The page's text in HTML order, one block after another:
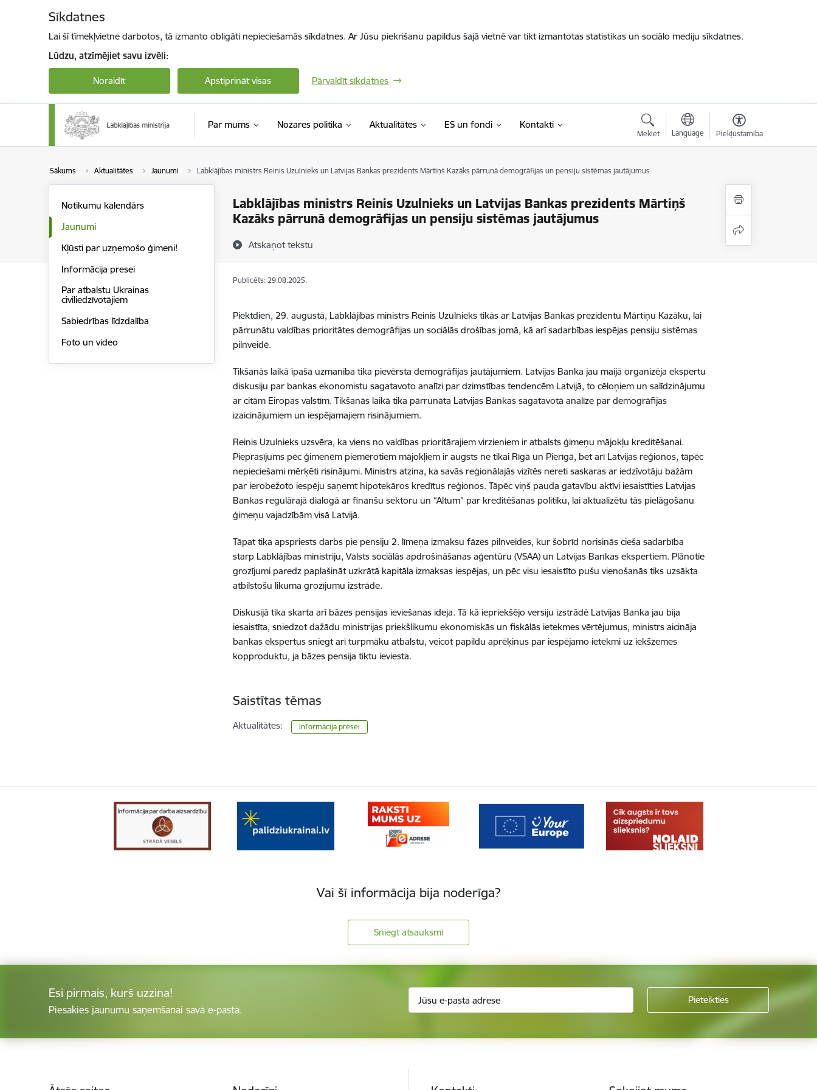
Sīkdatnes
Lai šī tīmekļvietne darbotos, tā izmanto obligāti nepieciešamās sīkdatnes. Ar Jūsu piekrišanu papildus šajā vietnē var tikt izmantotas statistikas un sociālo mediju sīkdatnes.
Lūdzu, atzīmējiet savu izvēli:
Noraidīt Apstiprināt visas Pārvaldīt sīkdatnes
Par mums Nozares politika Aktualitātes ES un fondi Kontakti
Meklēt Language Piekļūstamība
Sākums Aktualitātes Jaunumi Labklājības ministrs Reinis Uzulnieks un Latvijas Bankas prezidents Mārtiņš Kazāks pārrunā demogrāfijas un pensiju sistēmas jautājumus
Labklājības ministrs Reinis Uzulnieks un Latvijas Bankas prezidents Mārtiņš
Kazāks pārrunā demogrāfijas un pensiju sistēmas jautājumus
Atskaņot tekstu
Notikumu kalendārs
Jaunumi
Kļūsti par uzņemošo ģimeni!
Informācija presei
Par atbalstu Ukrainas
civiliedzīvotājiem
Sabiedrības līdzdalība
Foto un video
Publicēts: 29.08.2025.
Piektdien, 29. augustā, Labklājības ministrs Reinis Uzulnieks tikās ar Latvijas Bankas prezidentu Mārtiņu Kazāku, lai
pārrunātu valdības prioritātes demogrāfijas un sociālās drošības jomā, kā arī sadarbības iespējas pensiju sistēmas
pilnveidē.
Tikšanās laikā īpaša uzmanība tika pievērsta demogrāfijas jautājumiem. Latvijas Banka jau maijā organizēja ekspertu
diskusiju par bankas ekonomistu sagatavoto analīzi par dzimstības tendencēm Latvijā, to cēloņiem un salīdzinājumu
ar citām Eiropas valstīm. Tikšanās laikā tika pārrunāta Latvijas Bankas sagatavotā analīze par demogrāfijas
izaicinājumiem un iespējamajiem risinājumiem.
Reinis Uzulnieks uzsvēra, ka viens no valdības prioritārajiem virzieniem ir atbalsts ģimeņu mājokļu kreditēšanai.
Pieprasījums pēc ģimenēm piemērotiem mājokļiem ir augsts ne tikai Rīgā un Pierīgā, bet arī Latvijas reģionos, tāpēc
nepieciešami mērķēti risinājumi. Ministrs atzina, ka savās reģionālajās vizītēs nereti saskaras ar iedzīvotāju bažām
par ierobežoto iespēju saņemt hipotekāros kredītus reģionos. Tāpēc viņš pauda gatavību aktīvi iesaistīties Latvijas
Bankas regulārajā dialogā ar finanšu sektoru un “Altum” par kreditēšanas politiku, lai aktualizētu tās pielāgošanu
ģimeņu vajadzībām visā Latvijā.
Tāpat tika apspriests darbs pie pensiju 2. līmeņa izmaksu fāzes pilnveides, kur šobrīd norisinās cieša sadarbība
starp Labklājības ministriju, Valsts sociālās apdrošināšanas aģentūru (VSAA) un Latvijas Bankas ekspertiem. Plānotie
grozījumi paredz paplašināt uzkrātā kapitāla izmaksas iespējas, un pēc visu iesaistīto pušu vienošanās tiks uzsākta
atbilstošu likuma grozījumu izstrāde.
Diskusijā tika skarta arī bāzes pensijas ieviešanas ideja. Tā kā iepriekšējo versiju izstrādē Latvijas Banka jau bija
iesaistīta, sniedzot dažādu ministrijas priekšlikumu ekonomiskās un fiskālās ietekmes vērtējumus, ministrs aicināja
bankas ekspertus sniegt arī turpmāku atbalstu, veicot papildu aprēķinus par iespējamo ietekmi uz iekšzemes
kopproduktu, ja bāzes pensija tiktu ieviesta.
Saistītas tēmas
Aktualitātes: Informācija presei
Vai šī informācija bija noderīga?
Sniegt atsauksmi
Esi pirmais, kurš uzzina!
Piesakies jaunumu saņemšanai savā e-pastā.